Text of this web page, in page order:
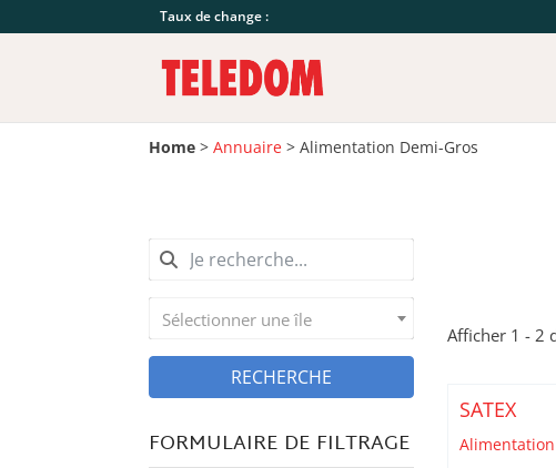
Taux de change :
Home >Annuaire >Alimentation Demi-Gros
Afficher 1 - 2
SATEX
Sélectionner une île
RECHERCHE
FORMULAIRE DE FILTRAGE